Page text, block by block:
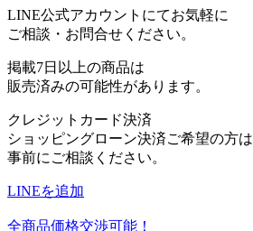
LINE公式アカウントにてお気軽に
ご相談・お問合せください。
掲載7日以上の商品は
販売済みの可能性があります。
クレジットカード決済
ショッピングローン決済ご希望の方は
事前にご相談ください。
LINEを追加
全商品価格交渉可能！